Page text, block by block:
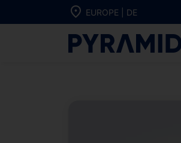
Direkt zum Inhalt wechseln
EUROPE | DE